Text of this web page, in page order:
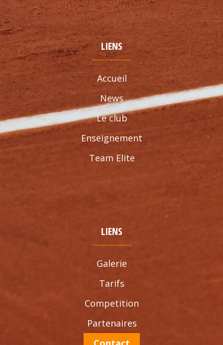
LIENS
Accueil
News
Le club
Enseignement
Team Elite
LIENS
Galerie
Tarifs
Competition
Partenaires